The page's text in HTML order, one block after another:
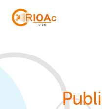
Cookies management